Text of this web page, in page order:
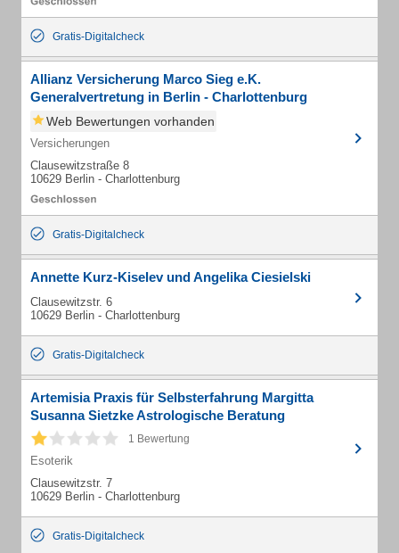
Gratis-Digitalcheck
Allianz Versicherung Marco Sieg e.K.
Generalvertretung in Berlin - Charlottenburg
Web Bewertungen vorhanden
Versicherungen
Clausewitzstraße 8
10629 Berlin - Charlottenburg
Gratis-Digitalcheck
Annette Kurz-Kiselev und Angelika Ciesielski
Clausewitzstr. 6
10629 Berlin - Charlottenburg
Gratis-Digitalcheck
Artemisia Praxis für Selbsterfahrung Margitta
Susanna Sietzke Astrologische Beratung
1 Bewertung
Esoterik
Clausewitzstr. 7
10629 Berlin - Charlottenburg
Gratis-Digitalcheck